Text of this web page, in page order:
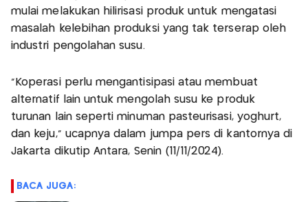
mulai melakukan hilirisasi produk untuk mengatasi
masalah kelebihan produksi yang tak terserap oleh
industri pengolahan susu.
“Koperasi perlu mengantisipasi atau membuat
alternatif lain untuk mengolah susu ke produk
turunan lain seperti minuman pasteurisasi, yoghurt,
dan keju,” ucapnya dalam jumpa pers di kantornya di
Jakarta dikutip Antara, Senin (11/11/2024).
BACA JUGA: